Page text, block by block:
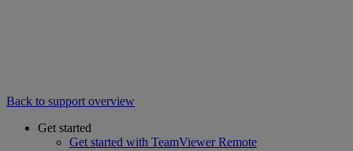
Back to support overview
Get started
Get started with TeamViewer Remote